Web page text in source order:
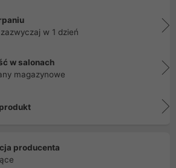
zazwyczaj w 1 dzień
w salonach
magazynowe
producenta